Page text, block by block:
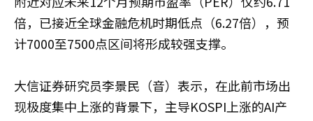
倍，已接近全球金融危机时期低点（6.27倍），预
计7000至7500点区间将形成较强支撑。
大信证券研究员李景民（音）表示，在此前市场出
现极度集中上涨的背景下，主导KOSPI上涨的AI产